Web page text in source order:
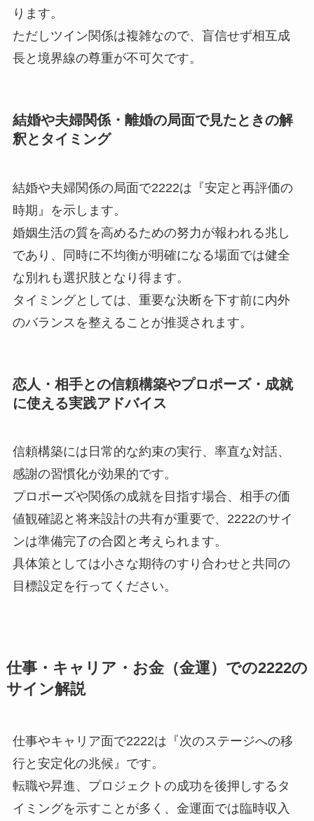
ります。
ただしツイン関係は複雑なので、盲信せず相互成
長と境界線の尊重が不可欠です。
結婚や夫婦関係・離婚の局面で見たときの解
釈とタイミング
結婚や夫婦関係の局面で2222は『安定と再評価の
時期』を示します。
婚姻生活の質を高めるための努力が報われる兆し
であり、同時に不均衡が明確になる場面では健全
な別れも選択肢となり得ます。
タイミングとしては、重要な決断を下す前に内外
のバランスを整えることが推奨されます。
恋人・相手との信頼構築やプロポーズ・成就
に使える実践アドバイス
信頼構築には日常的な約束の実行、率直な対話、
感謝の習慣化が効果的です。
プロポーズや関係の成就を目指す場合、相手の価
値観確認と将来設計の共有が重要で、2222のサイ
ンは準備完了の合図と考えられます。
具体策としては小さな期待のすり合わせと共同の
目標設定を行ってください。
仕事・キャリア・お金（金運）での2222の
サイン解説
仕事やキャリア面で2222は『次のステージへの移
行と安定化の兆候』です。
転職や昇進、プロジェクトの成功を後押しするタ
イミングを示すことが多く、金運面では臨時収入